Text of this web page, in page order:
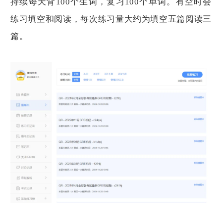
练习填空和阅读，每次练习量大约为填空五篇阅读三
篇。